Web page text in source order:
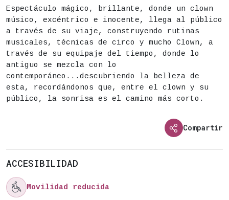
Finalizado
Del 11 al 25 de julio
Duración aproximada: 60 minutos
Actividad para todos los públicos
Calendario:
Sábado 11 de julio, 21h
Explanada detrás del Centro Cultural de Usera
Viernes 17 de julio, 20h
Calle del Payaso Fofó
Jueves 23 de julio, 20:30h
Escenario Parque Berlín
Viernes 24 de julio, 20:30h
IDB Santa Rita
Espectáculo mágico, brillante, donde un clown
músico, excéntrico e inocente, llega al público
a través de su viaje, construyendo rutinas
musicales, técnicas de circo y mucho Clown, a
través de su equipaje del tiempo, donde lo
antiguo se mezcla con lo
contemporáneo...descubriendo la belleza de
esta, recordándonos que, entre el clown y su
público, la sonrisa es el camino más corto.
Compartir
ACCESIBILIDAD
 Movilidad reducida